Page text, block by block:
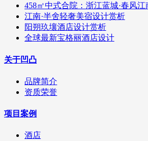
458㎡中式合院：浙江蓝城·春风
江南·半舍轻奢美宿设计赏析
阳朔玖壤酒店设计赏析
全球最新宝格丽酒店设计
关于凹凸
品牌简介
资质荣誉
项目案例
酒店